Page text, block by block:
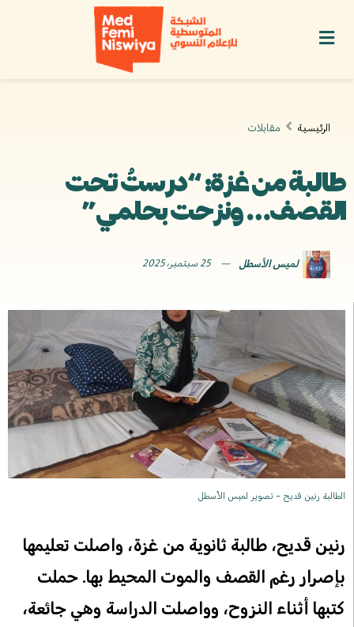
الرئيسية مقابلات
طالبة من غزة: “درستُ تحت
القصف… ونزحت بحلمي”
لميس الأسطل 25 سبتمبر، 2025
الطالبة رنين قديح – تصوير لميس الأسطل
رنين قديح، طالبة ثانوية من غزة، واصلت تعليمها
بإصرار رغم القصف والموت المحيط بها. حملت
كتبها أثناء النزوح، وواصلت الدراسة وهي جائعة،